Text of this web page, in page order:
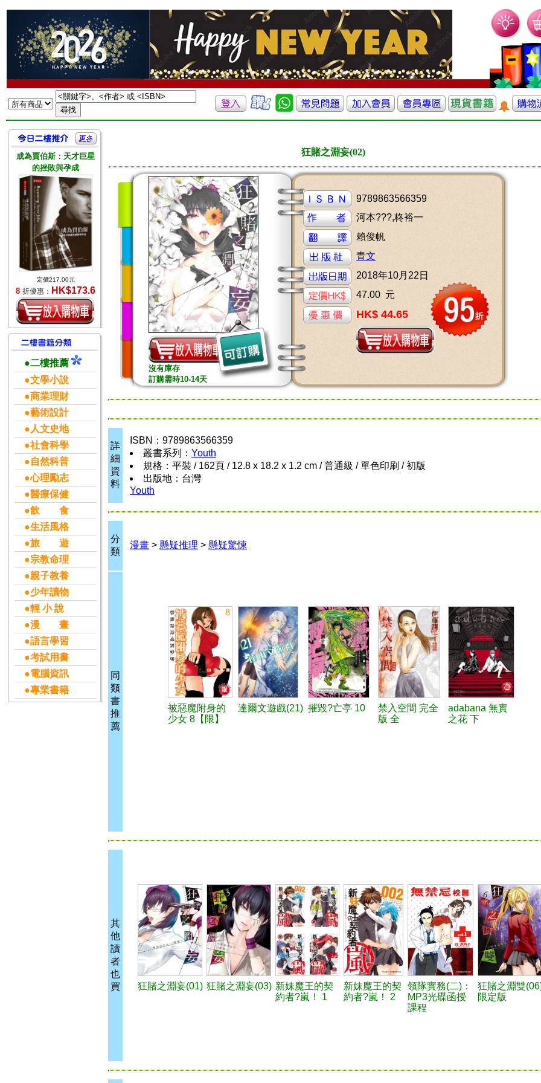
成為賈伯斯：天才巨星
的挫敗與孕成
定價217.00元
8 折優惠： HK$173.6
●二樓推薦
●文學小說
●商業理財
●藝術設計
●人文史地
●社會科學
●自然科普
●心理勵志
●醫療保健
●飲 食
●生活風格
●旅 遊
●宗教命理
●親子教養
●少年讀物
●輕 小 說
●漫 畫
●語言學習
●考試用書
●電腦資訊
●專業書籍
狂賭之淵妄(02)
沒有庫存
訂購需時10-14天
9789863566359
河本???,柊裕一
賴俊帆
青文
2018年10月22日
47.00 元
HK$ 44.65
詳
細
資
料
ISBN：9789863566359
叢書系列： Youth
規格：平裝 / 162頁 / 12.8 x 18.2 x 1.2 cm / 普通級 / 單色印刷 / 初版
出版地：台灣
Youth
分
類
漫畫 > 懸疑推理 > 懸疑驚悚
同
類
書
推
薦
被惡魔附身的
少女 8【限】
達爾文遊戲(21) 摧毀?亡亭 10
禁入空間 完全
版 全
adabana 無實
之花 下
其
他
讀
者
也
買
狂賭之淵妄(01) 狂賭之淵妄(03) 新妹魔王的契
約者?嵐！ 1
新妹魔王的契
約者?嵐！ 2
領隊實務(二)：
MP3光碟函授
課程
狂賭之淵雙
限定版